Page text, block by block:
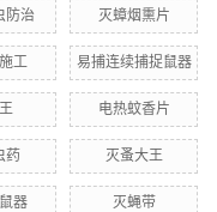
防治 灭蟑烟熏片
工 易捕连续捕捉鼠器
电热蚊香片
药 灭蚤大王
器 灭蝇带